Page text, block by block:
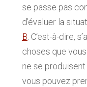
se passe pas
d’évaluer la
B. C’est-à-dire,
choses que
ne se
vous pouvez